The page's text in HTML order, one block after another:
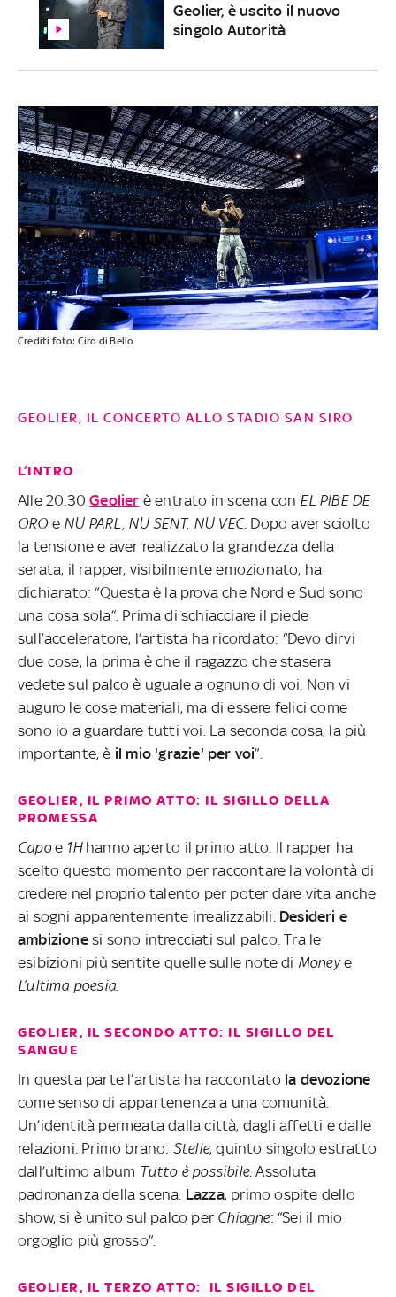
Geolier, è uscito il nuovo
singolo Autorità
Crediti foto: Ciro di Bello
GEOLIER, IL CONCERTO ALLO STADIO SAN SIRO
L’INTRO
Alle 20.30Geolier è entrato in scena con EL PIBE DE
OROe NU PARL, NU SENT, NU VEC. Dopo aver sciolto
la tensione e aver realizzato la grandezza della
serata, il rapper, visibilmente emozionato, ha
dichiarato: “Questa è la prova che Nord e Sud sono
una cosa sola”. Prima di schiacciare il piede
sull’acceleratore, l’artista ha ricordato: “Devo dirvi
due cose, la prima è che il ragazzo che stasera
vedete sul palco è uguale a ognuno di voi. Non vi
auguro le cose materiali, ma di essere felici come
sono io a guardare tutti voi. La seconda cosa, la più
importante, è il mio 'grazie' per voi”.
GEOLIER, IL PRIMO ATTO: IL SIGILLO DELLA
PROMESSA
Capoe 1Hhanno aperto il primo atto. Il rapper ha
scelto questo momento per raccontare la volontà di
credere nel proprio talento per poter dare vita anche
ai sogni apparentemente irrealizzabili. Desideri e
ambizionesi sono intrecciati sul palco. Tra le
esibizioni più sentite quelle sulle note di Moneye
L’ultima poesia.
GEOLIER, IL SECONDO ATTO: IL SIGILLO DEL
SANGUE
In questa parte l’artista ha raccontato la devozione
come senso di appartenenza a una comunità.
Un’identità permeata dalla città, dagli affetti e dalle
relazioni. Primo brano: Stelle, quinto singolo estratto
dall’ultimo album Tutto è possibile. Assoluta
padronanza della scena. Lazza, primo ospite dello
show, si è unito sul palco per Chiagne: “Sei il mio
orgoglio più grosso”.
GEOLIER, IL TERZO ATTO: IL SIGILLO DEL